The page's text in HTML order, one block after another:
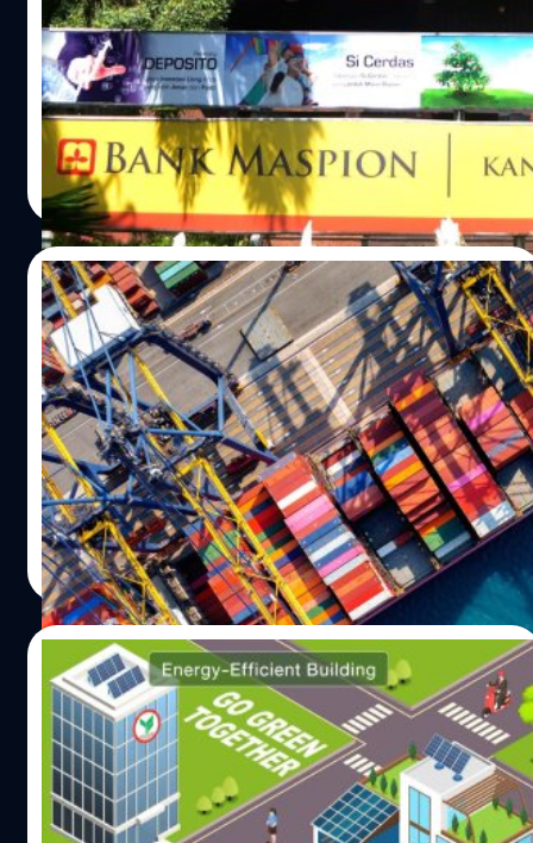
นายพิพิธ อเนกนิธิ กรรมการผู้จัดการ ธนาคารกสิกรไทย
จำกัด (มหาชน) ส่งหนังสือถึงตลาดหลักทรัพย์แห่ง
ประเทศไทย ชี้แจงการเข้าทำสัญญาซื้อขายหุ้นแบบมีเงื่อนไข
เพื่อเข้าเป็นผู้ถือหุ้นรายใหญ่ในธนาคารแมสเปี้ยน ประเทศ
อินโดนีเซีย
วาณิชชา สายเสมา| 1530 days ago
Read More
29/03/2022
เคแบงก์คาดวิกฤต ‘รัสเซีย-ยูเครน’ กระทบภาค
การผลิตไทย 80,000 ล้านบาท
การผลิตภาคอุตสาหกรรมไทยส่วนใหญ่พึ่งพาการนำเข้า
วัตถุดิบต้นน้ำ หรือราคามักจะเคลื่อนไหวตามทิศทางราคา
ตลาดโลก เมื่อสงครามรัสเซีย-ยูเครนยืดเยื้อ และมาตรการ
คว่ำบาตรรัสเซียที่คงจะอยู่ตลอดปี ผลักดันให้ราคาวัตถุดิบ
ตลาดโลกมีแนวโน้มยืนระดับสูงในช่วงเวลาส่วนใหญ่ของปี
2565 จึงกระทบต้นทุนการผลิต โดย ศูนย์วิจัยกสิกรไทย มอง
ว่า ภาคการผลิตอุตสาหกรรมไทยจะได้รับผลกระทบ ทั้งจาก
การเพิ่มขึ้นของราคาวัตถุดิบต่าง ๆ ที่มากกว่าจากเดิมเคย
ประเมินไว้ในกรณีที่ไม่มีสงคราม ความจำเป็นที่จะต้องหา
สินค้าทดแทนในสถานการณ์ที่ของจะหายากขึ้นหรือไม่มีของ
ซึ่งเป็นภาระต้นทุนที่ผู้ผลิตส่วนใหญ่ต้องแบกรับไว้ผ่านกำไร
หรือมาร์จิ้นที่ลดลง หรือบางส่วนอาจต้องชะลอหรือหยุดผลิต
ลงชั่วคราว ทั้งนี้ เบื้องต้นประเมินว่า มูลค่าผลกระทบนี้อาจจะมี
ไม่ต่ำกว่า 80,000 ล้านบาท โดยแต่ละธุรกิจจะได้รับผลกระ
ทบที่แตกต่างกัน ขึ้นอยู่กับสัดส่วนต้นทุนวัตถุดิบต่อต้นทุนรวม
วาณิชชา สายเสมา| 1592 days ago
Read More
17/02/2022
เคแบงก์เปิดตัวสินเชื่อสีเขียว หนุนคนไทยสร้าง
ไลฟ์สไตล์รักษ์โลก
วันที่ 17 กุมภาพันธ์ 2565 กสิกรไทยเปิดตัวโครงการ GO
GREEN Together ชวนคนไทยรักษ์โลกไปด้วยกัน เป็นธนาคาร